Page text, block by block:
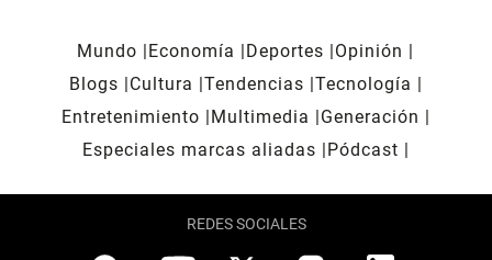
Mundo Economía Deportes
Opinión
Blogs
Cultura Tendencias Tecnología
Entretenimiento
Multimedia
Generación
Especiales marcas aliadas
Pódcast
REDES SOCIALES